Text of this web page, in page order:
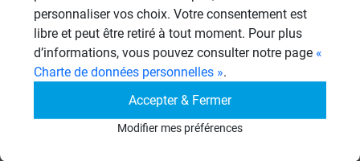
LF
Carrelage autour evacuation wedi
fundu riolito neo ecoulement
lineaire
dernier message le 18/11/2025 à 12h40 par
administrateur
personnaliser vos choix. Votre consentement est
libre et peut être retiré à tout moment. Pour plus
d’informations, vous pouvez consulter notre page «
Charte de données personnelles ».
Accepter & Fermer
Modifier mes préférences